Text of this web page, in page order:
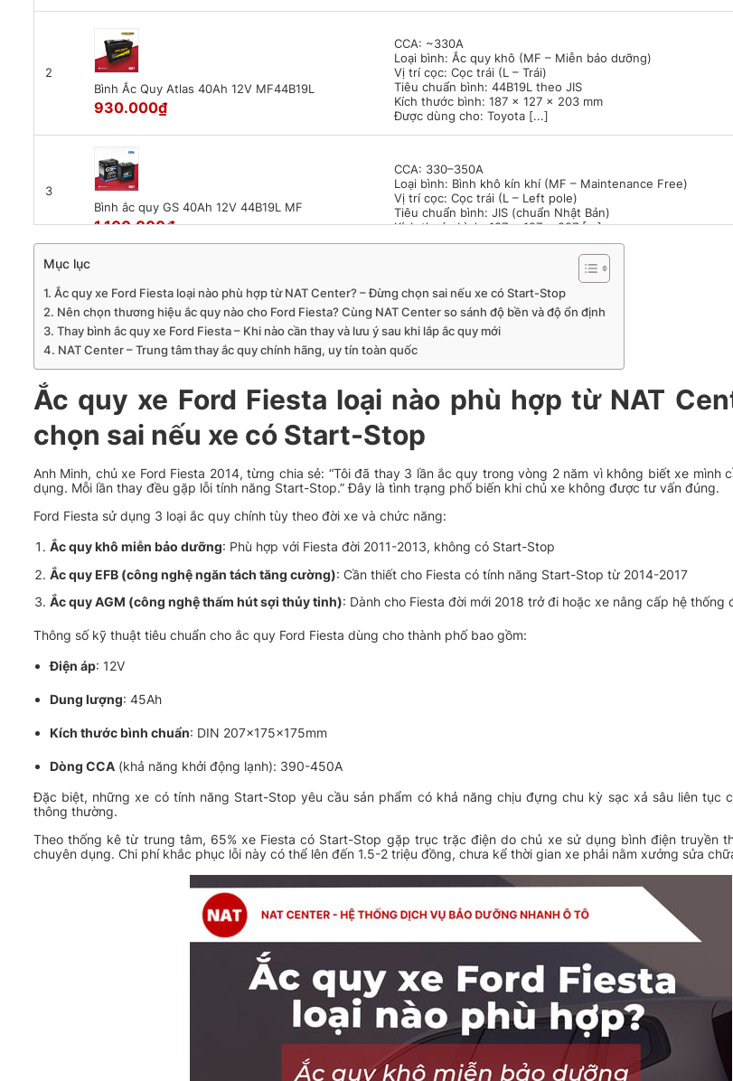
2
Bình Ắc Quy Atlas 40Ah 12V MF44B19L
930.000₫
CCA: ~330A
Loại bình: Ắc quy khô (MF – Miễn bảo dưỡng)
Vị trí cọc: Cọc trái (L – Trái)
Tiêu chuẩn bình: 44B19L theo JIS
Kích thước bình: 187 x 127 x 203 mm
Được dùng cho: Toyota [...]
3
Bình ắc quy GS 40Ah 12V 44B19L MF
1.100.000₫
CCA: 330–350A
Loại bình: Bình khô kín khí (MF – Maintenance Free)
Vị trí cọc: Cọc trái (L – Left pole)
Tiêu chuẩn bình: JIS (chuẩn Nhật Bản)
Kích thước bình: 187 x 127 x 227 [...]
4
Bình Ắc Quy GS 12V 45AH 46B24L MF
1.150.000₫
Loại bình: Ắc quy khô, miễn bảo trì (MF – Maintenance Free)
Vị trí cọc: Cọc trái (L – Left)
Tiêu chuẩn bình: JIS (Chuẩn Nhật Bản)
Kích thước bình: 238mm x 129mm x [...]
5
Ắc Quy GS 55D23L 12V 60Ah MF
CCA: 430A
Loại bình: Ắc quy khô, miễn bảo trì (MF)
Tiêu chuẩn bình: JIS
Kích thước bình: 230mm x 172mm x 204mm
[...]
6
Bình Ắc Quy Rocket 12V 60Ah SMF 55D23L
1.370.000₫
CCA: ~500A
Vị trí cọc: Cọc trái (L – Left)
Kích thước bình: D 230mm × R 173mm × C [...]
7
1.150.000
CCA: ~330A
Loại bình: Bình khô kín khí
Ắc Quy Varta 65Ah Q85
2.000.000
Tiêu chuẩn bình: JIS (Nhật Bản)
Mục lục
Ắc quy xe Ford Fiesta loại nào phù hợp từ NAT Center? – Đừng chọn sai nếu xe có Start-Stop
Nên chọn thương hiệu ắc quy nào cho Ford Fiesta? Cùng NAT Center so sánh độ bền và độ ổn định
Thay bình ắc quy xe Ford Fiesta – Khi nào cần thay và lưu ý sau khi lắp ắc quy mới
NAT Center – Trung tâm thay ắc quy chính hãng, uy tín toàn quốc
Ắc quy xe Ford Fiesta loại nào phù hợp từ NAT
chọn sai nếu xe có Start-Stop
Anh Minh, chủ xe Ford Fiesta 2014, từng chia sẻ: “Tôi đã thay 3 lần ắc quy trong vòng 2 năm vì không biết xe mình
dụng. Mỗi lần thay đều gặp lỗi tính năng Start-Stop.” Đây là tình trạng phổ biến khi chủ xe không được tư vấn đúng.
Ford Fiesta sử dụng 3 loại ắc quy chính tùy theo đời xe và chức năng:
Ắc quy khô miễn bảo dưỡng: Phù hợp với Fiesta đời 2011-2013, không có Start-Stop
Ắc quy EFB (công nghệ ngăn tách tăng cường): Cần thiết cho Fiesta có tính năng Start-Stop từ 2014-2017
Ắc quy AGM (công nghệ thấm hút sợi thủy tinh): Dành cho Fiesta đời mới 2018 trở đi hoặc xe nâng cấp hệ thống
Thông số kỹ thuật tiêu chuẩn cho ắc quy Ford Fiesta dùng cho thành phố bao gồm:
Điện áp: 12V
Dung lượng: 45Ah
Kích thước bình chuẩn: DIN 207x175x175mm
Dòng CCA (khả năng khởi động lạnh): 390-450A
Đặc biệt, những xe có tính năng Start-Stop yêu cầu sản phẩm có khả năng chịu đựng chu kỳ sạc xả sâu liên tục
thông thường.
Theo thống kê từ trung tâm, 65% xe Fiesta có Start-Stop gặp trục trặc điện do chủ xe sử dụng bình điện truyền
chuyên dụng. Chi phí khắc phục lỗi này có thể lên đến 1.5-2 triệu đồng, chưa kể thời gian xe phải nằm xưởng sửa